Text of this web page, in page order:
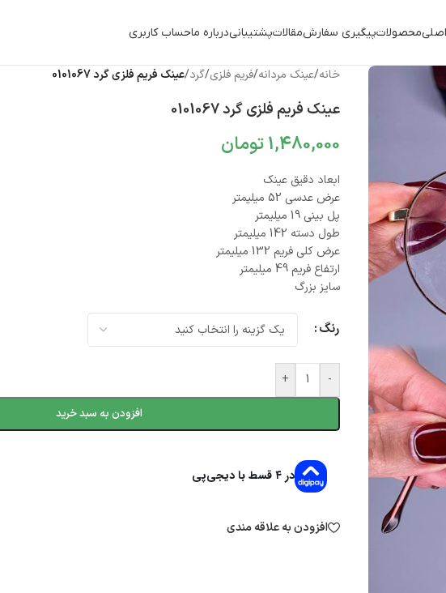
محصولاتپیگیری سفارشمقالاتپشتیبانیدرباره ماحساب کاربری
خانه/عینک مردانه/فریم فلزی/گرد/عینک فریم فلزی گرد 0101067
عینک فریم فلزی گرد 0101067
1,480,000تومان
ابعاد دقیق عینک
عرض عدسی 52 میلیمتر
پل بینی 19 میلیمتر
طول دسته 142 میلیمتر
عرض کلی فریم 132 میلیمتر
ارتفاع فریم 49 میلیمتر
سایز بزرگ
رنگ
-
+
افزودن به سبد خرید
در ۴ قسط با دیجی‌پی
افزودن به علاقه مندی